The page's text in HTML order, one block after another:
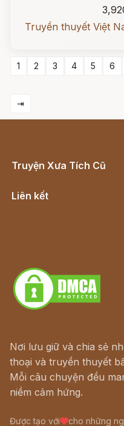
Truyền thuyết Việt
1 2 3 4 5 6
⇥
Truyện Xưa Tích Cũ
Liên kết
Nơi lưu giữ và chia sẻ
thoại và truyền thuyết
Mỗi câu chuyện đều
niềm cảm hứng.
Được tạo với cho những